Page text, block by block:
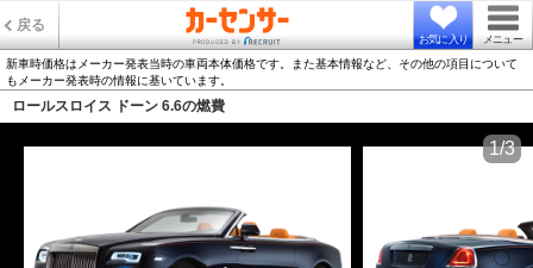
戻る
お気に入り メニュー
新車時価格はメーカー発表当時の車両本体価格です。また基本情報など、その他の項目について
もメーカー発表時の情報に基いています。
ロールスロイス ドーン 6.6の燃費
1/3